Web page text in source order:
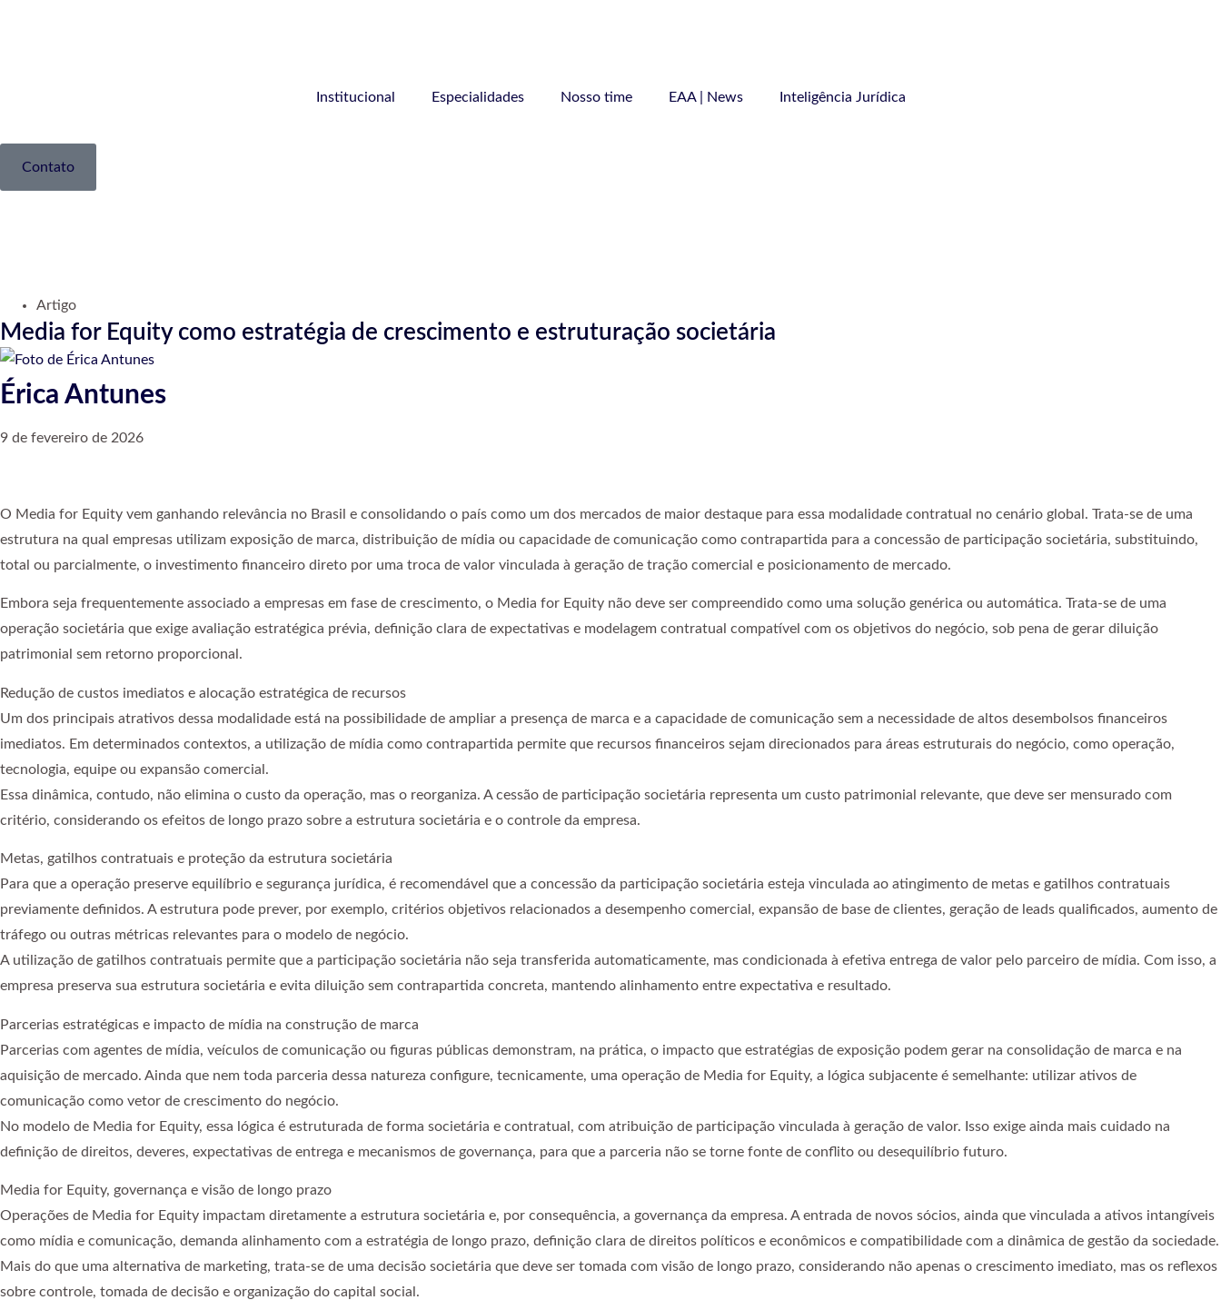
Institucional Especialidades Nosso time EAA | News Inteligência Jurídica
Contato
Artigo
Media for Equity como estratégia de crescimento e estruturação societária
Érica Antunes
9 de fevereiro de 2026
O Media for Equity vem ganhando relevância no Brasil e consolidando o país como um dos mercados de maior destaque para essa modalidade contratual no cenário global. Trata-se de uma
estrutura na qual empresas utilizam exposição de marca, distribuição de mídia ou capacidade de comunicação como contrapartida para a concessão de participação societária, substituindo,
total ou parcialmente, o investimento financeiro direto por uma troca de valor vinculada à geração de tração comercial e posicionamento de mercado.
Embora seja frequentemente associado a empresas em fase de crescimento, o Media for Equity não deve ser compreendido como uma solução genérica ou automática. Trata-se de uma
operação societária que exige avaliação estratégica prévia, definição clara de expectativas e modelagem contratual compatível com os objetivos do negócio, sob pena de gerar diluição
patrimonial sem retorno proporcional.
Redução de custos imediatos e alocação estratégica de recursos
Um dos principais atrativos dessa modalidade está na possibilidade de ampliar a presença de marca e a capacidade de comunicação sem a necessidade de altos desembolsos financeiros
imediatos. Em determinados contextos, a utilização de mídia como contrapartida permite que recursos financeiros sejam direcionados para áreas estruturais do negócio, como operação,
tecnologia, equipe ou expansão comercial.
Essa dinâmica, contudo, não elimina o custo da operação, mas o reorganiza. A cessão de participação societária representa um custo patrimonial relevante, que deve ser mensurado com
critério, considerando os efeitos de longo prazo sobre a estrutura societária e o controle da empresa.
Metas, gatilhos contratuais e proteção da estrutura societária
Para que a operação preserve equilíbrio e segurança jurídica, é recomendável que a concessão da participação societária esteja vinculada ao atingimento de metas e gatilhos contratuais
previamente definidos. A estrutura pode prever, por exemplo, critérios objetivos relacionados a desempenho comercial, expansão de base de clientes, geração de leads qualificados, aumento de
tráfego ou outras métricas relevantes para o modelo de negócio.
A utilização de gatilhos contratuais permite que a participação societária não seja transferida automaticamente, mas condicionada à efetiva entrega de valor pelo parceiro de mídia. Com isso, a
empresa preserva sua estrutura societária e evita diluição sem contrapartida concreta, mantendo alinhamento entre expectativa e resultado.
Parcerias estratégicas e impacto de mídia na construção de marca
Parcerias com agentes de mídia, veículos de comunicação ou figuras públicas demonstram, na prática, o impacto que estratégias de exposição podem gerar na consolidação de marca e na
aquisição de mercado. Ainda que nem toda parceria dessa natureza configure, tecnicamente, uma operação de Media for Equity, a lógica subjacente é semelhante: utilizar ativos de
comunicação como vetor de crescimento do negócio.
No modelo de Media for Equity, essa lógica é estruturada de forma societária e contratual, com atribuição de participação vinculada à geração de valor. Isso exige ainda mais cuidado na
definição de direitos, deveres, expectativas de entrega e mecanismos de governança, para que a parceria não se torne fonte de conflito ou desequilíbrio futuro.
Media for Equity, governança e visão de longo prazo
Operações de Media for Equity impactam diretamente a estrutura societária e, por consequência, a governança da empresa. A entrada de novos sócios, ainda que vinculada a ativos intangíveis
como mídia e comunicação, demanda alinhamento com a estratégia de longo prazo, definição clara de direitos políticos e econômicos e compatibilidade com a dinâmica de gestão da sociedade.
Mais do que uma alternativa de marketing, trata-se de uma decisão societária que deve ser tomada com visão de longo prazo, considerando não apenas o crescimento imediato, mas os reflexos
sobre controle, tomada de decisão e organização do capital social.